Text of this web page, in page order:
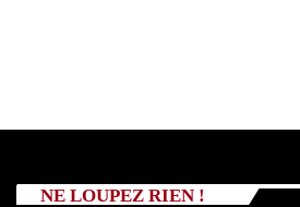
NE LOUPEZ RIEN !